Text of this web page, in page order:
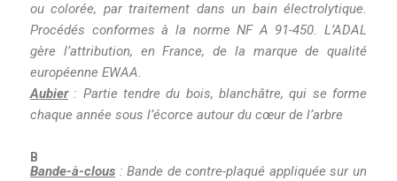
ou colorée, par traitement dans un bain électrolytique.
Procédés conformes à la norme NF A 91-450. L’ADAL
gère l’attribution, en France, de la marque de qualité
européenne EWAA.
Aubier: Partie tendre du bois, blanchâtre, qui se forme
chaque année sous l’écorce autour du cœur de l’arbre
B
Bande-à-clous : Bande de contre-plaqué appliquée sur un